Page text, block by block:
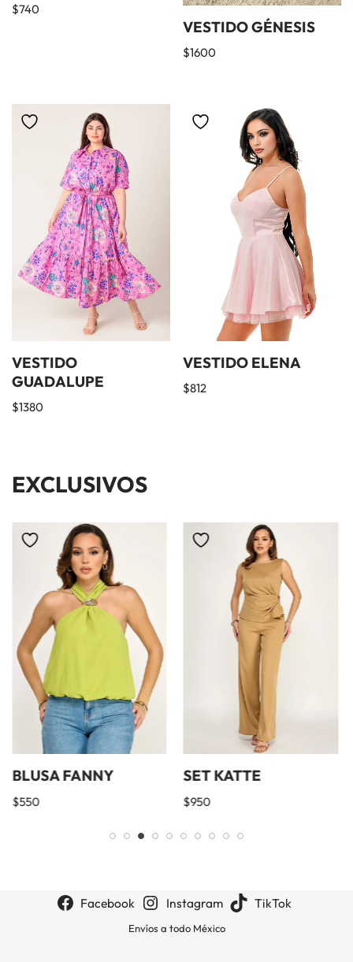
$740
VESTIDO GÉNESIS
$1600
VESTIDO
GUADALUPE
$1380
VESTIDO ELENA
$812
EXCLUSIVOS
BLUSA FANNY
$550
SET KATTE
$950
Facebook Instagram TikTok
Envíos a todo México